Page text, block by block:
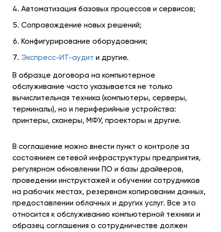
Автоматизация базовых процессов и сервисов;
Сопровождение новых решений;
Конфигурирование оборудования;
Экспресс-ИТ-аудит и другие.
В образце договора на компьютерное
обслуживание часто указывается не только
вычислительная техника (компьютеры, серверы,
терминалы), но и периферийные устройства:
принтеры, сканеры, МФУ, проекторы и другие.
В соглашение можно внести пункт о контроле за
состоянием сетевой инфраструктуры предприятия,
регулярном обновлении ПО и базы драйверов,
проведении инструктажей и обучении сотрудников
на рабочих местах, резервном копировании данных,
предоставлении облачных и других услуг. Все это
относится к обслуживанию компьютерной техники и
образец соглашения о сотрудничестве должен